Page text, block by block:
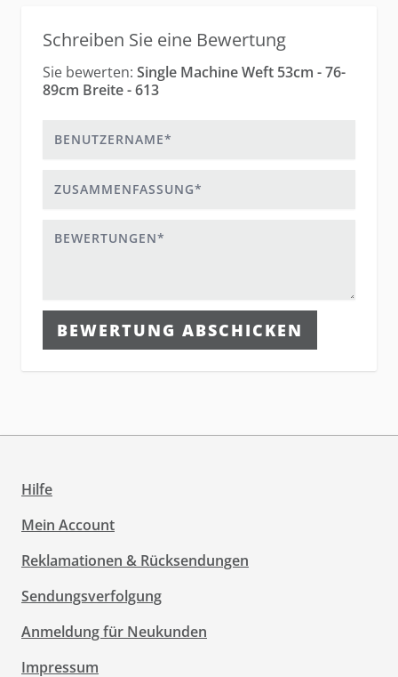
Schreiben Sie eine Bewertung
Sie bewerten: Single Machine Weft 53cm - 76-
89cm Breite - 613
BEWERTUNG ABSCHICKEN
Hilfe
Mein Account
Reklamationen & Rücksendungen
Sendungsverfolgung
Anmeldung für Neukunden
Impressum